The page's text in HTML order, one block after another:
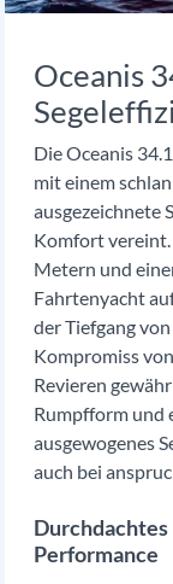
Oceanis
Die Oceanis
mit einem
ausgezeichnete
Komfort
Metern und
Fahrtenyacht
der Tiefgang
Kompromiss
Revieren
Rumpfform und
ausgewogenes
auch bei
Performance